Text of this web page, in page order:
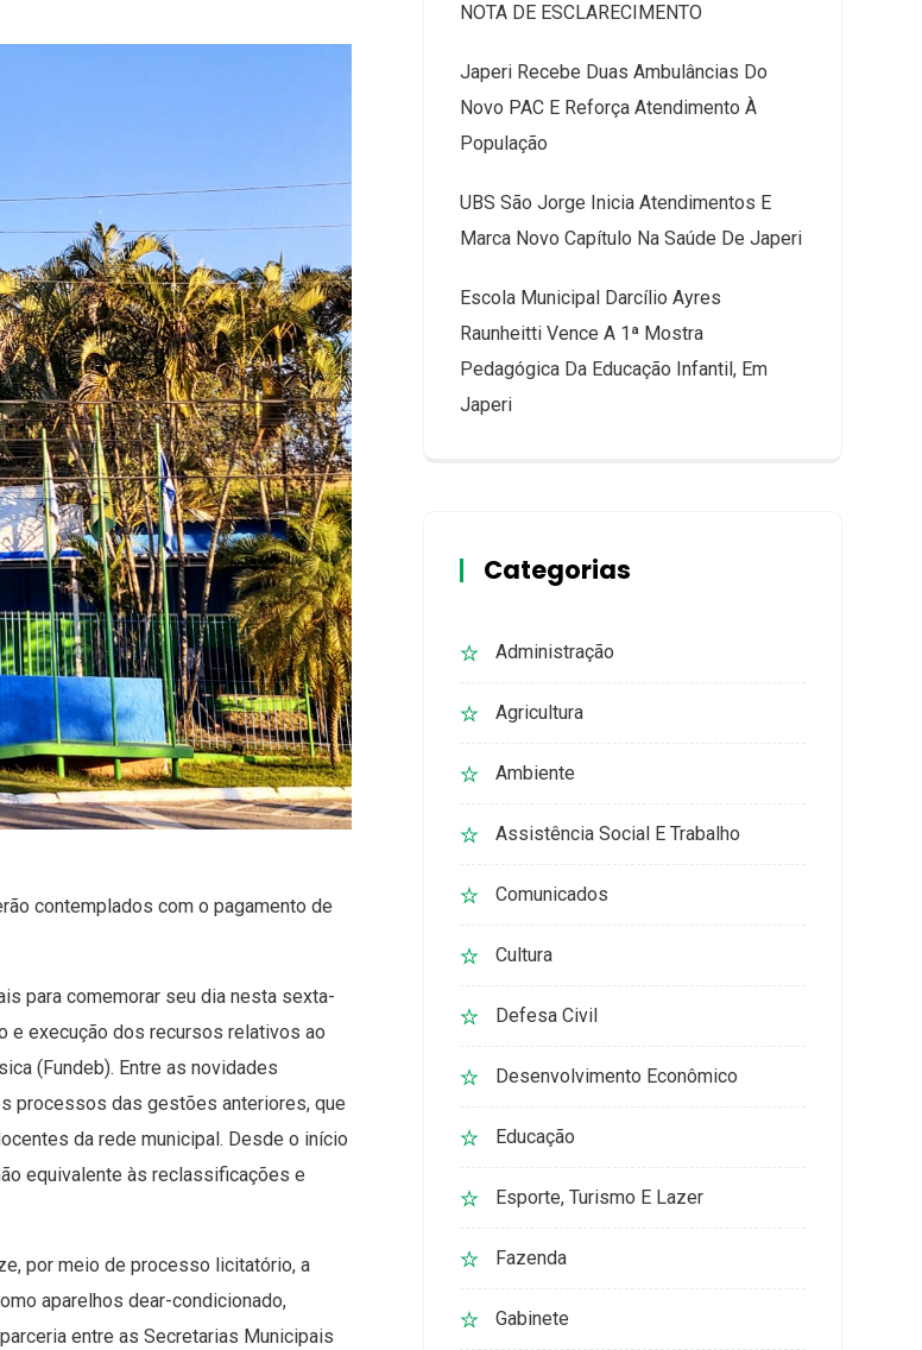
contemplados com o pagamento de
para comemorar seu dia nesta sexta-
e execução dos recursos ​relativos ao
(Fundeb).​ ​Entre as novidades
processos das gestões anteriores, que
da rede municipal. ​​Desde o início
equivalente ​​às reclassificações e
por meio de processo licitatório, a
aparelhos de​ar-condicionado,
entre as Secretarias Municipais
NOTA DE ESCLARECIMENTO
Japeri Recebe Duas Ambulâncias Do
Novo PAC E Reforça Atendimento À
População
UBS São Jorge Inicia Atendimentos E
Marca Novo Capítulo Na Saúde De Japeri
Escola Municipal Darcílio Ayres
Raunheitti Vence A 1ª Mostra
Pedagógica Da Educação Infantil, Em
Japeri
Categorias
Administração
Agricultura
Ambiente
Assistência Social E Trabalho
Comunicados
Cultura
Defesa Civil
Desenvolvimento Econômico
Educação
Esporte, Turismo E Lazer
Fazenda
Gabinete